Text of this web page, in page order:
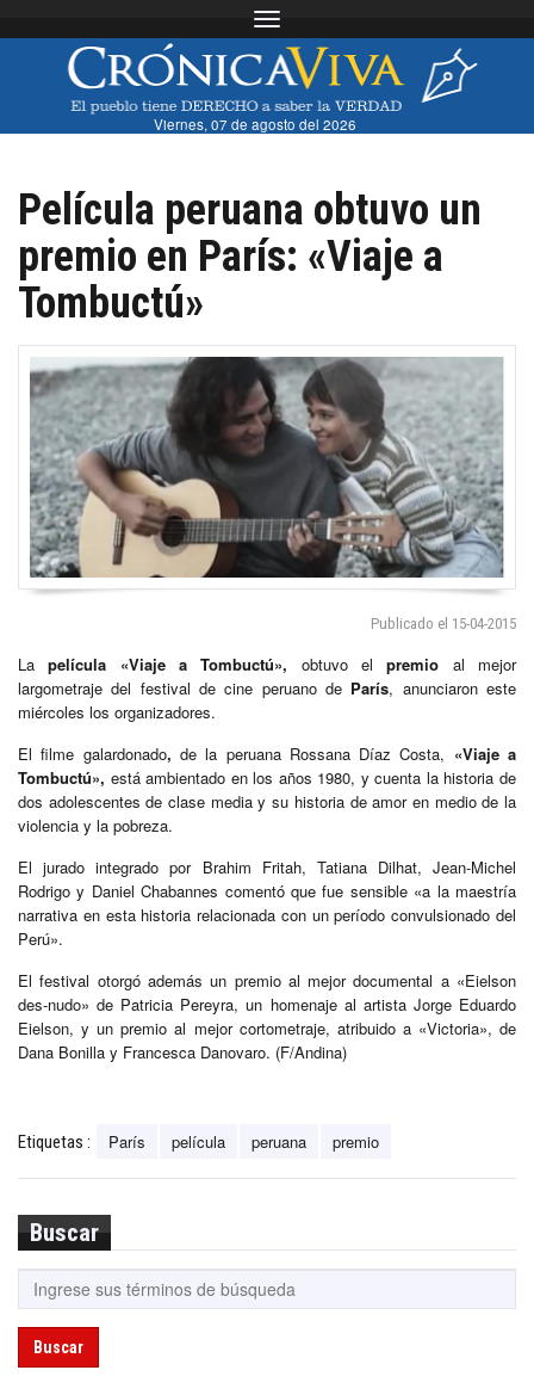
Toggle navigation
Viernes, 07 de agosto del 2026
Película peruana obtuvo un
premio en París: «Viaje a
Tombuctú»
Publicado el 15-04-2015
Lapelícula «Viaje a Tombuctú», obtuvo elpremio al mejor
largometraje del festival de cine peruano de París, anunciaron este
miércoles los organizadores.
El filme galardonado, de la peruana Rossana Díaz Costa, «Viaje a
Tombuctú», está ambientado en los años 1980, y cuenta la historia de
dos adolescentes de clase media y su historia de amor en medio de la
violencia y la pobreza.
El jurado integrado por Brahim Fritah, Tatiana Dilhat, Jean-Michel
Rodrigo y Daniel Chabannes comentó que fue sensible «a la maestría
narrativa en esta historia relacionada con un período convulsionado del
Perú».
El festival otorgó además un premio al mejor documental a «Eielson
des-nudo» de Patricia Pereyra, un homenaje al artista Jorge Eduardo
Eielson, y un premio al mejor cortometraje, atribuido a «Victoria», de
Dana Bonilla y Francesca Danovaro. (F/Andina)
Etiquetas : París película peruana premio
Buscar
Buscar